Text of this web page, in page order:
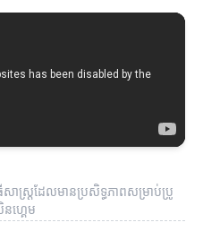
ស្ត្រដែលមានប្រសិទ្ធភាពសម្រាប់ប្រូ
ហ្គេម